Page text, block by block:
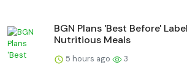
BGN Plans 'Best Before'
Nutritious Meals
5 hours ago 3